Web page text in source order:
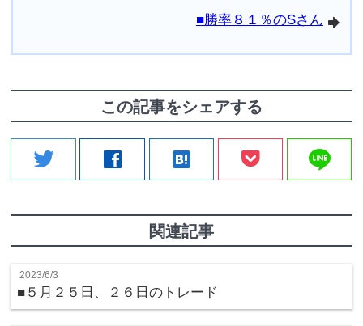
arrowright
■勝率８１％のSさん
この記事をシェアする
twitter facebook hatenabookmark line
関連記事
2023/6/3
■５月２５日、２６日のトレード